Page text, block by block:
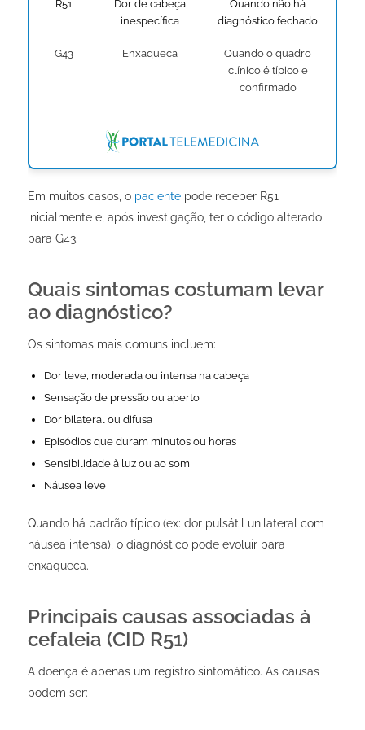
R51
Dor de cabeça
inespecífica
Quando não há
diagnóstico fechado
G43 Enxaqueca
Quando o quadro
clínico é típico e
confirmado
Em muitos casos, o pacientepode receber R51
inicialmente e, após investigação, ter o código alterado
para G43.
Quais sintomas costumam levar
ao diagnóstico?
Os sintomas mais comuns incluem:
Dor leve, moderada ou intensa na cabeça
Sensação de pressão ou aperto
Dor bilateral ou difusa
Episódios que duram minutos ou horas
Sensibilidade à luz ou ao som
Náusea leve
Quando há padrão típico (ex: dor pulsátil unilateral com
náusea intensa), o diagnóstico pode evoluir para
enxaqueca.
Principais causas associadas à
cefaleia (CID R51)
A doença é apenas um registro sintomático. As causas
podem ser: